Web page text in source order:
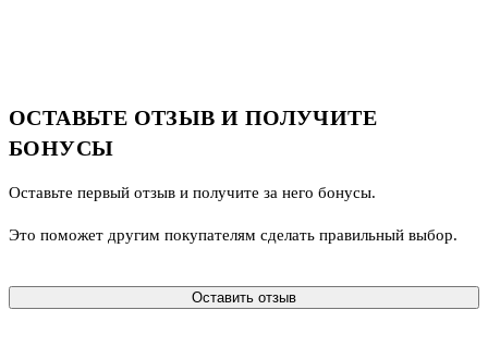
ОСТАВЬТЕ ОТЗЫВ И ПОЛУЧИТЕ
БОНУСЫ
Оставьте первый отзыв и получите за него бонусы.
Это поможет другим покупателям сделать правильный выбор.
Оставить отзыв